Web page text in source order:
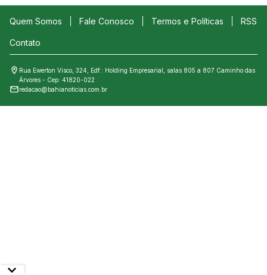
Quem Somos Fale Conosco Termos e Políticas RSS
Contato
Rua Ewerton Visco, 324, Edf.: Holding Empresarial, salas 805 a 807 Caminho das
Árvores - Cep: 41820-022
redacao@bahianoticias.com.br